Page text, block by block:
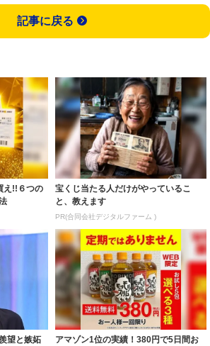
記事に戻る
え!!６つの
宝くじ当たる人だけがやっているこ
と、教えます
PR(合同会社デジタルファーム )
望と嫉妬
アマゾン1位の実績！380円で5日間お